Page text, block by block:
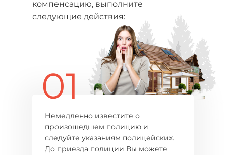
компенсацию, выполните
следующие действия:
Немедленно известите о
произошедшем полицию и
следуйте указаниям полицейских.
До приезда полиции Вы можете
01